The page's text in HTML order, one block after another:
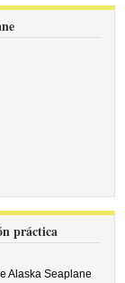
práctica
Alaska Seaplane